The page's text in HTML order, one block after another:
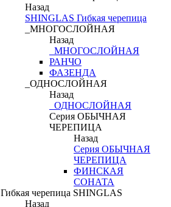
Назад
SHINGLAS Гибкая черепица
_МНОГОСЛОЙНАЯ
Назад
_МНОГОСЛОЙНАЯ
РАНЧО
ФАЗЕНДА
_ОДНОСЛОЙНАЯ
Назад
_ОДНОСЛОЙНАЯ
Серия ОБЫЧНАЯ
ЧЕРЕПИЦА
Назад
Серия ОБЫЧНАЯ
ЧЕРЕПИЦА
ФИНСКАЯ
СОНАТА
Гибкая черепица SHINGLAS
Назад